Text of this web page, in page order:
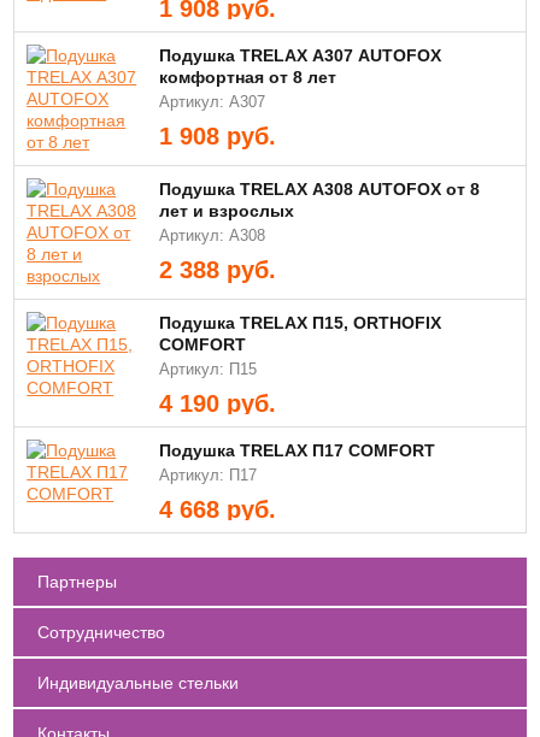
1 908 руб.
Подушка TRELAX А307 AUTOFOX
комфортная от 8 лет
Артикул: А307
1 908 руб.
Подушка TRELAX А308 AUTOFOX от 8
лет и взрослых
Артикул: А308
2 388 руб.
Подушка TRELAX П15, ORTHOFIX
COMFORT
Артикул: П15
4 190 руб.
Подушка TRELAX П17 COMFORT
Артикул: П17
4 668 руб.
Партнеры
Сотрудничество
Индивидуальные стельки